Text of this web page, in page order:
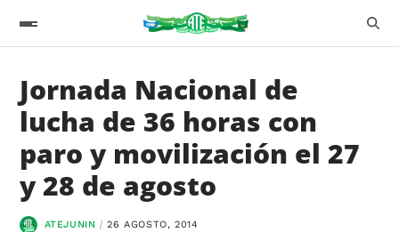
Jornada Nacional de
lucha de 36 horas con
paro y movilización el 27
y 28 de agosto
ATEJUNIN 26 AGOSTO, 2014